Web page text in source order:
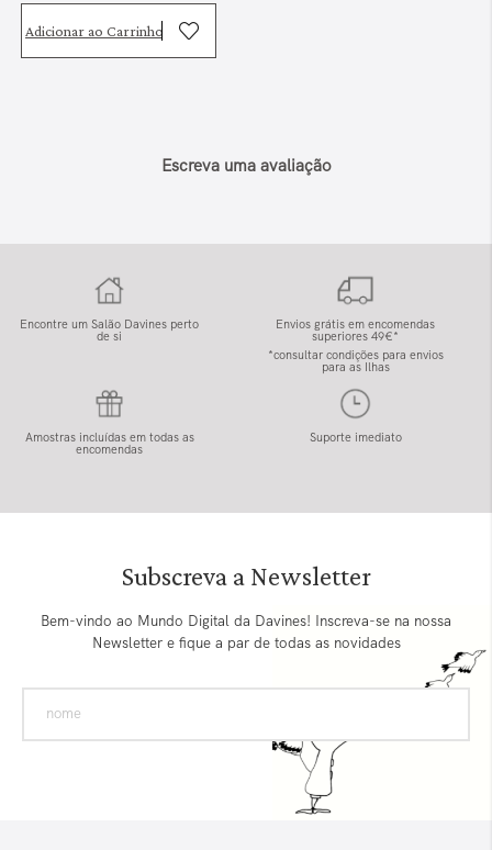
Adicionar ao Carrinho
Escreva uma avaliação
Encontre um Salão Davines perto
de si
Envios grátis em encomendas
superiores 49€*
*consultar condições para envios
para as Ilhas
Amostras incluídas em todas as
encomendas
Suporte imediato
Subscreva a Newsletter
Bem-vindo ao Mundo Digital da Davines! Inscreva-se na nossa
Newsletter e fique a par de todas as novidades